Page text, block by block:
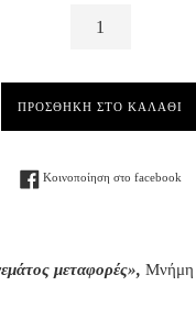
ΠΡΟΣΘΗΚΗ ΣΤΟ ΚΑΛΑΘΙ
Κοινοποίηση στο facebook
μεταφορές», Μνήμη